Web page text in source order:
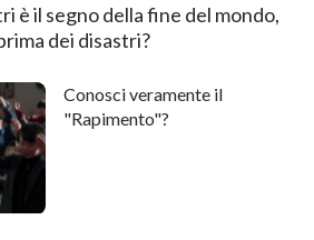
è il segno della fine del mondo,
dei disastri?
Conosci veramente il
"Rapimento"?